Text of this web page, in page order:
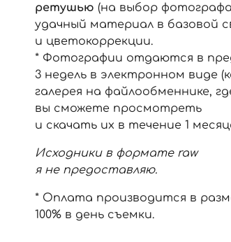
ретушью (на выбор
удачный материал в базовой
и цветокоррекции.
* Фотографии отдаются в
3 недель в электронном виде
галерея на файлообменнике,
вы сможете просмотреть
и скачать их в течение 1
Исходники в формате raw
я не предоставляю.
* Оплата производится в
100% в день съемки.